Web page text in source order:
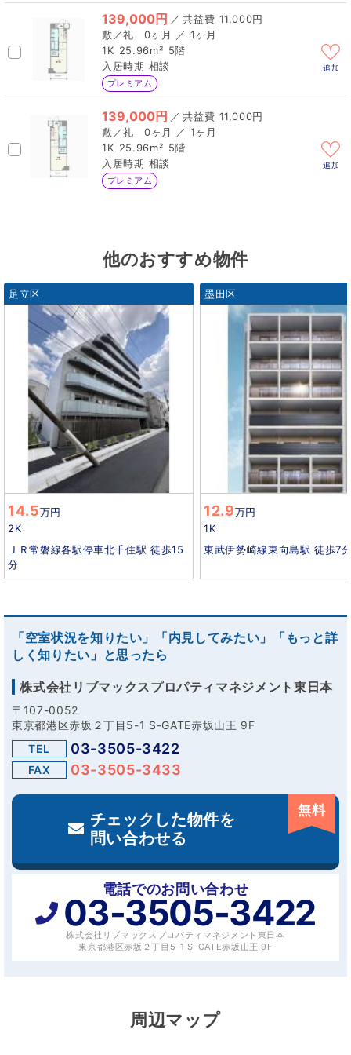
139,000円 ／
11,000円
0ヶ月 ／ 1ヶ月
1K 25.96m² 5階
相談
プレミアム
追加
139,000円 ／
11,000円
0ヶ月 ／ 1ヶ月
1K 25.96m² 5階
相談
プレミアム
追加
他のおすすめ物件
足立区
14.5万円
2K
ＪＲ常磐線各駅停車北千住駅 徒歩15
分
墨田区
12.9万円
1K
東武伊勢崎線東向島駅 徒歩7
「空室状況を知りたい」「内見してみたい」「もっと詳
しく知りたい」と思ったら
株式会社リブマックスプロパティマネジメント東日本
〒107-0052
東京都港区赤坂２丁目5-1 S-GATE赤坂山王 9F
TEL
03-3505-3422
FAX 03-3505-3433
チェックした物件を
問い合わせる
無料
電話でのお問い合わせ
03-3505-3422
株式会社リブマックスプロパティマネジメント東日本
東京都港区赤坂２丁目5-1 S-GATE赤坂山王 9F
周辺マップ